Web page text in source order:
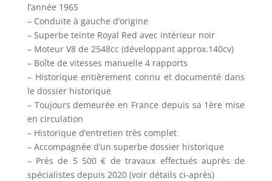
l’année 1965
– Conduite à gauche d’origine
– Superbe teinte Royal Red avec intérieur noir
– Moteur V8 de 2548cc (développant approx.140cv)
– Boîte de vitesses manuelle 4 rapports
– Historique entièrement connu et documenté dans
le dossier historique
– Toujours demeurée en France depuis sa 1ère mise
en circulation
– Historique d’entretien très complet
– Accompagnée d’un superbe dossier historique
– Près de 5 500 € de travaux effectués auprès de
spécialistes depuis 2020 (voir détails ci-après)